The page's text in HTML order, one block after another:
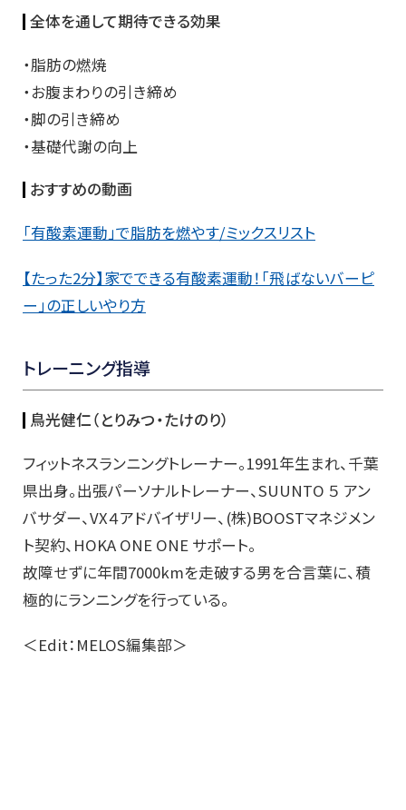
全体を通して期待できる効果
・脂肪の燃焼
・お腹まわりの引き締め
・脚の引き締め
・基礎代謝の向上
おすすめの動画
「有酸素運動」で脂肪を燃やす/ミックスリスト
【たった2分】家でできる有酸素運動！「飛ばないバーピ
ー」の正しいやり方
トレーニング指導
鳥光健仁（とりみつ・たけのり）
フィットネスランニングトレーナー。1991年生まれ、千葉
県出身。出張パーソナルトレーナー、SUUNTO ５ アン
バサダー、VX４アドバイザリー、(株)BOOSTマネジメン
ト契約、HOKA ONE ONE サポート。
故障せずに年間7000kmを走破する男を合言葉に、積
極的にランニングを行っている。
＜Edit：MELOS編集部＞